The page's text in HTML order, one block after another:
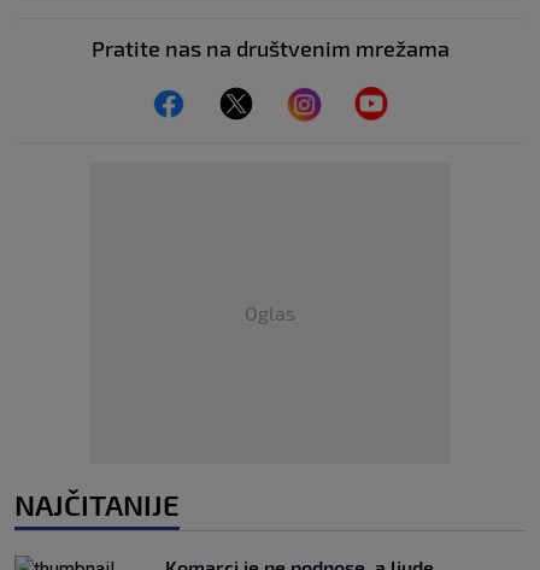
Pratite nas na društvenim mrežama
Oglas
NAJČITANIJE